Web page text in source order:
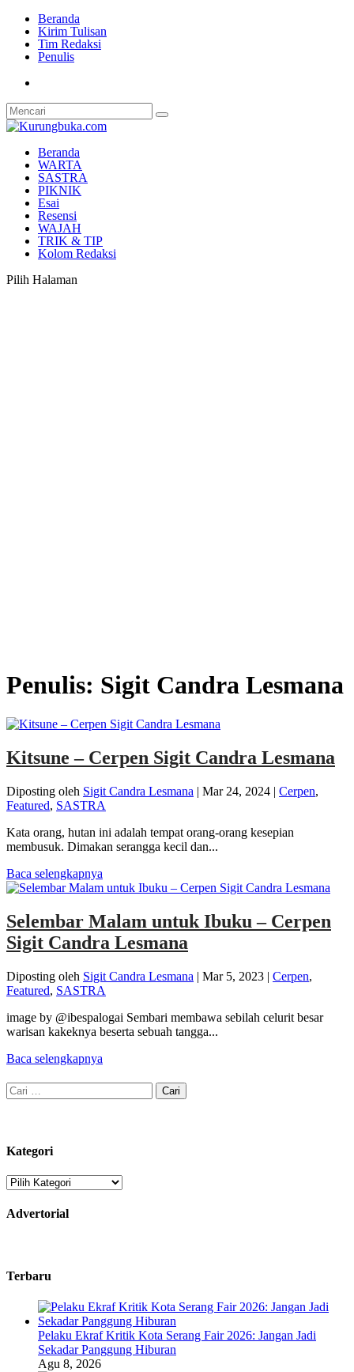
Beranda
Kirim Tulisan
Tim Redaksi
Penulis
Beranda
WARTA
SASTRA
PIKNIK
Esai
Resensi
WAJAH
TRIK & TIP
Kolom Redaksi
Pilih Halaman
Penulis: Sigit Candra Lesmana
Kitsune – Cerpen Sigit Candra Lesmana
Diposting oleh Sigit Candra Lesmana | Mar 24, 2024 | Cerpen,
Featured, SASTRA
Kata orang, hutan ini adalah tempat orang-orang kesepian
membusuk. Dimakan serangga kecil dan...
Baca selengkapnya
Selembar Malam untuk Ibuku – Cerpen
Sigit Candra Lesmana
Diposting oleh Sigit Candra Lesmana | Mar 5, 2023 | Cerpen,
Featured, SASTRA
image by @ibespalogai Sembari membawa sebilah celurit besar
warisan kakeknya beserta sebuah tangga...
Baca selengkapnya
Cari
untuk:
Kategori
Kategori
Advertorial
Terbaru
Pelaku Ekraf Kritik Kota Serang Fair 2026: Jangan Jadi
Sekadar Panggung Hiburan
Agu 8, 2026